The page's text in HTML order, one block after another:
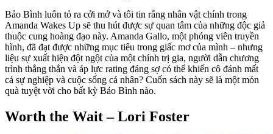
Bảo Bình luôn tỏ ra cởi mở và tôi tin rằng nhân vật chính trong
Amanda Wakes Up sẽ thu hút được sự quan tâm của những độc giả
thuộc cung hoàng đạo này. Amanda Gallo, một phóng viên truyền
hình, đã đạt được những mục tiêu trong giấc mơ của mình – nhưng
liệu sự xuất hiện đột ngột của một chính trị gia, người dẫn chương
trình thẳng thắn và áp lực rating đáng sợ có thể khiến cô đánh mất
cả sự nghiệp và cuộc sống cá nhân? Cuốn sách này sẽ là một món
quà tuyệt vời cho bất kỳ Bảo Bình nào.
Worth the Wait – Lori Foster